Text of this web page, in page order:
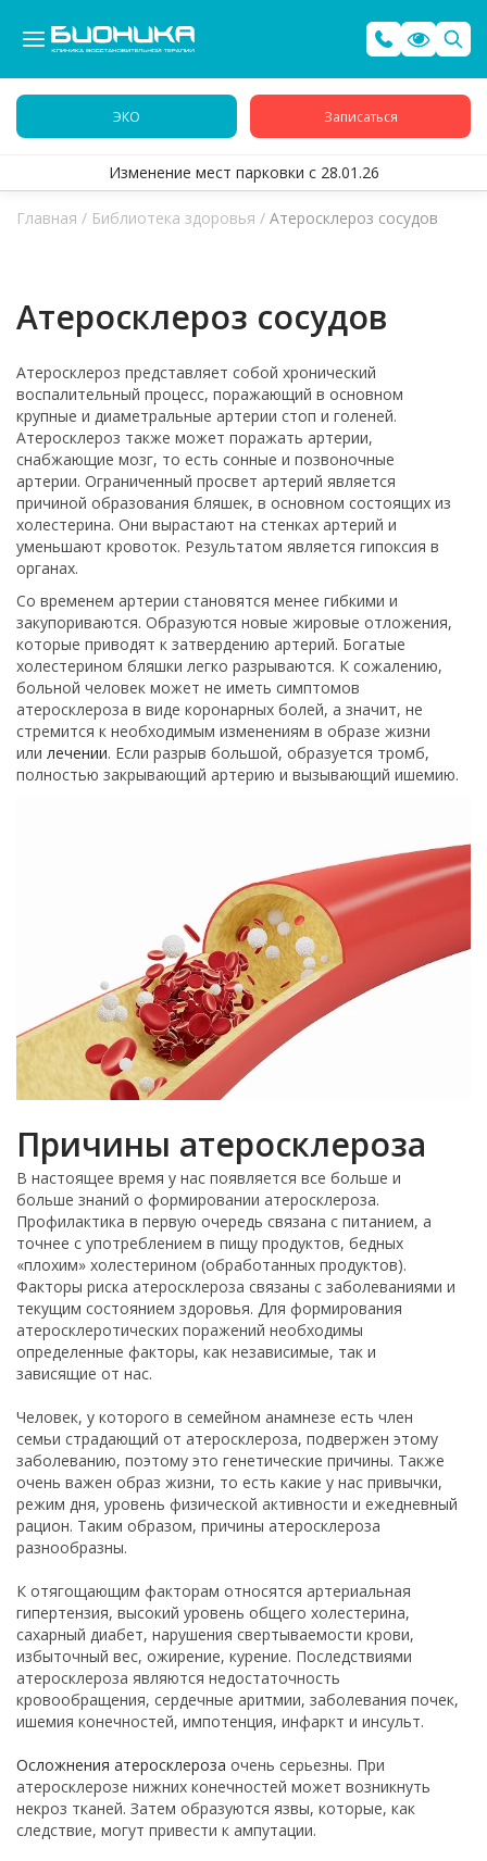
ЭКО Записаться
Изменение мест парковки с 28.01.26
Главная / Библиотека здоровья / Атеросклероз сосудов
Атеросклероз сосудов
Атеросклероз представляет собой хронический
воспалительный процесс, поражающий в основном
крупные и диаметральные артерии стоп и голеней.
Атеросклероз также может поражать артерии,
снабжающие мозг, то есть сонные и позвоночные
артерии. Ограниченный просвет артерий является
причиной образования бляшек, в основном состоящих из
холестерина. Они вырастают на стенках артерий и
уменьшают кровоток. Результатом является гипоксия в
органах.
Со временем артерии становятся менее гибкими и
закупориваются. Образуются новые жировые отложения,
которые приводят к затвердению артерий. Богатые
холестерином бляшки легко разрываются. К сожалению,
больной человек может не иметь симптомов
атеросклероза в виде коронарных болей, а значит, не
стремится к необходимым изменениям в образе жизни
или лечении. Если разрыв большой, образуется тромб,
полностью закрывающий артерию и вызывающий ишемию.
Причины атеросклероза
В настоящее время у нас появляется все больше и
больше знаний о формировании атеросклероза.
Профилактика в первую очередь связана с питанием, а
точнее с употреблением в пищу продуктов, бедных
«плохим» холестерином (обработанных продуктов).
Факторы риска атеросклероза связаны с заболеваниями и
текущим состоянием здоровья. Для формирования
атеросклеротических поражений необходимы
определенные факторы, как независимые, так и
зависящие от нас.
Человек, у которого в семейном анамнезе есть член
семьи страдающий от атеросклероза, подвержен этому
заболеванию, поэтому это генетические причины. Также
очень важен образ жизни, то есть какие у нас привычки,
режим дня, уровень физической активности и ежедневный
рацион. Таким образом, причины атеросклероза
разнообразны.
К отягощающим факторам относятся артериальная
гипертензия, высокий уровень общего холестерина,
сахарный диабет, нарушения свертываемости крови,
избыточный вес, ожирение, курение. Последствиями
атеросклероза являются недостаточность
кровообращения, сердечные аритмии, заболевания почек,
ишемия конечностей, импотенция, инфаркт и инсульт.
Осложнения атеросклероза очень серьезны. При
атеросклерозе нижних конечностей может возникнуть
некроз тканей. Затем образуются язвы, которые, как
следствие, могут привести к ампутации.